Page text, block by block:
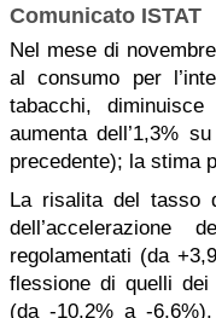
Comunicato ISTAT
Nel mese di
al consumo per
tabacchi,
aumenta dell’1,3%
precedente); la stima
La risalita del tasso
regolamentati (da
flessione di quelli dei
(da -10,2% a -